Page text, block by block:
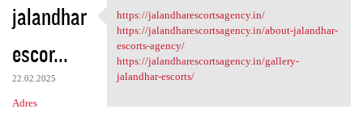
jalandhar
escor...
22.02.2025
Adres
https:/
https://jalandharescortsagency.in/
https://jalandharescortsagency.in/about-jalandhar-
escorts-agency/
https://jalandharescortsagency.in/gallery-
jalandhar-escorts/